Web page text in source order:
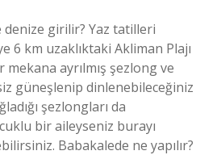
denize girilir? Yaz tatilleri
6 km uzaklıktaki Akliman Plajı
mekana ayrılmış şezlong ve
güneşlenip dinlenebileceğiniz
şezlongları da
bir aileyseniz burayı
Babakalede ne yapılır?